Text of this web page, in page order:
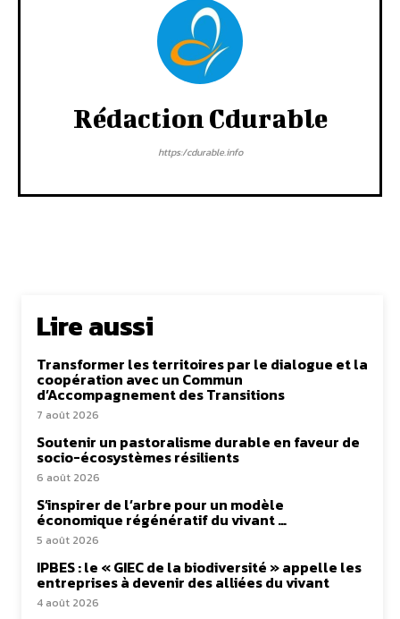
Rédaction Cdurable
https:/cdurable.info
Lire aussi
Transformer les territoires par le dialogue et la
coopération avec un Commun
d’Accompagnement des Transitions
7 août 2026
Soutenir un pastoralisme durable en faveur de
socio-écosystèmes résilients
6 août 2026
S’inspirer de l’arbre pour un modèle
économique régénératif du vivant …
5 août 2026
IPBES : le « GIEC de la biodiversité » appelle les
entreprises à devenir des alliées du vivant
4 août 2026